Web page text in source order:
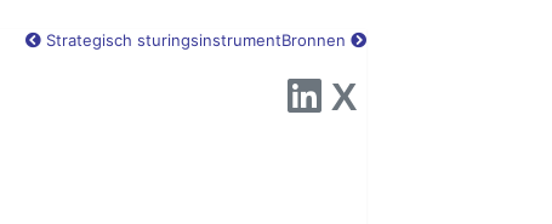
Strategisch sturingsinstrumentBronnen